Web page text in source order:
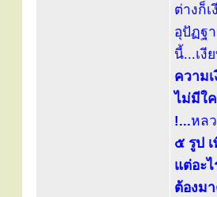
ต่างก็
อุปัฏฐ
นี้...เงี
ความ
ไม่มีใ
!...หล
๕ รูป
แต่อะ
ต้องม